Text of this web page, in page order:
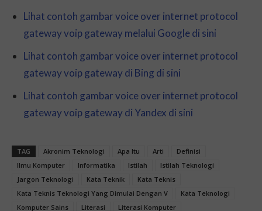
Lihat contoh gambar voice over internet protocol
gateway voip gateway melalui Google di sini
Lihat contoh gambar voice over internet protocol
gateway voip gateway di Bing di sini
Lihat contoh gambar voice over internet protocol
gateway voip gateway di Yandex di sini
TAG Akronim Teknologi Apa Itu Arti
Definisi
Ilmu Komputer
Informatika Istilah
Istilah Teknologi
Jargon Teknologi
Kata Teknik
Kata Teknis
Kata Teknis Teknologi Yang Dimulai Dengan V
Kata Teknologi
Komputer Sains
Literasi Literasi Komputer